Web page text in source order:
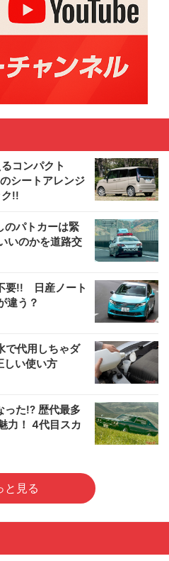
コンパクト
シートアレンジ
!!
のパトカーは緊
いのかを道路交
要!! 日産ノート
違う？
で代用しちゃダ
い使い方
った!? 歴代最多
力！ 4代目スカ
と見る